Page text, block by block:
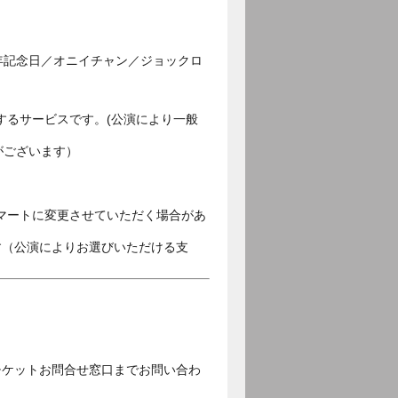
念日／オニイチャン／ジョックロ
るサービスです。(公演により一般
ざいます）
ートに変更させていただく場合があ
公演によりお選びいただける支
ットお問合せ窓口までお問い合わ